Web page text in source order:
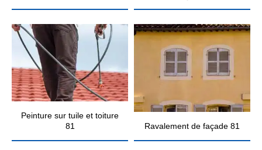
Peinture sur tuile et toiture
81
Ravalement de façade 81